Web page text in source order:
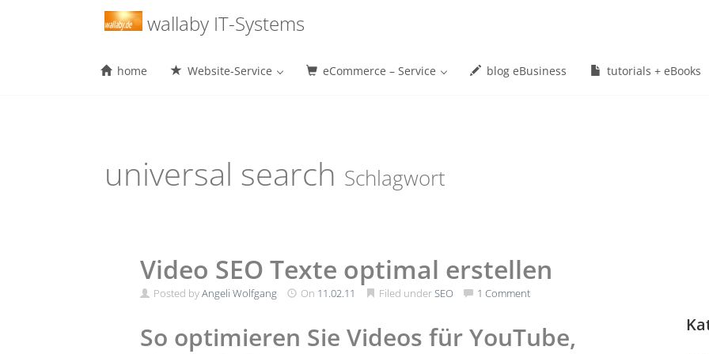
wallaby IT-Systems
Menu
home Website-Service eCommerce – Service blog eBusiness tutorials + eBooks
universal search Schlagwort
Video SEO Texte optimal erstellen
Posted byAngeli Wolfgang On 11.02.11 Filed underSEO 1 Comment
So optimieren Sie Videos für YouTube,